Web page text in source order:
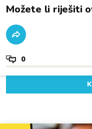
Možete li riješiti
0